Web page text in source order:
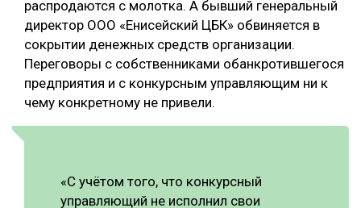
распродаются с молотка. А бывший генеральный
директор ООО «Енисейский ЦБК» обвиняется в
сокрытии денежных средств организации.
Переговоры с собственниками обанкротившегося
предприятия и с конкурсным управляющим ни к
чему конкретному не привели.
«С учётом того, что конкурсный
управляющий не исполнил свои